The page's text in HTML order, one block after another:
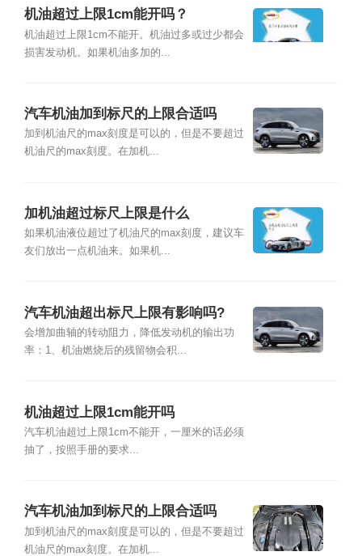
机油超过上限1cm能开吗？
机油超过上限1cm不能开。机油过多或过少都会
损害发动机。如果机油多加的...
汽车机油加到标尺的上限合适吗
加到机油尺的max刻度是可以的，但是不要超过
机油尺的max刻度。在加机...
加机油超过标尺上限是什么
如果机油液位超过了机油尺的max刻度，建议车
友们放出一点机油来。如果机...
汽车机油超出标尺上限有影响吗?
会增加曲轴的转动阻力，降低发动机的输出功
率：1、机油燃烧后的残留物会积...
机油超过上限1cm能开吗
汽车机油超过上限1cm不能开，一厘米的话必须
抽了，按照手册的要求...
汽车机油加到标尺的上限合适吗
加到机油尺的max刻度是可以的，但是不要超过
机油尺的max刻度。在加机...